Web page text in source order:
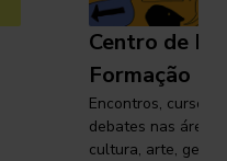
Centro de
Formação
Encontros, cursos,
debates nas áreas
cultura, arte,